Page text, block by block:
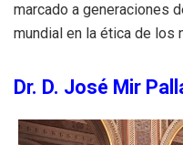
marcado a generaciones
mundial en la ética de los
Dr. D. José Mir